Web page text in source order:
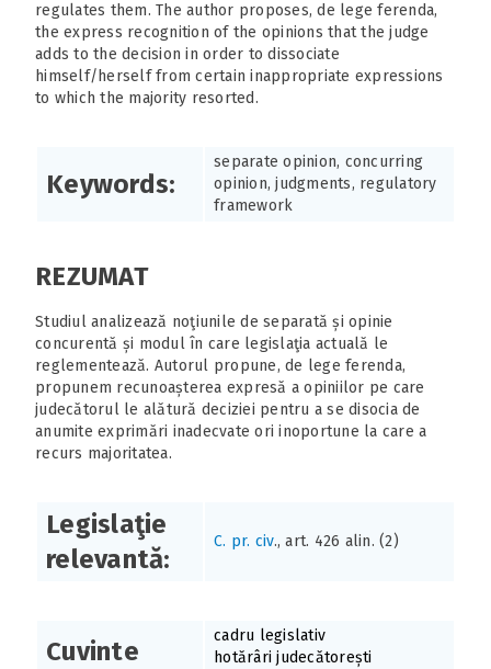
regulates them. The author proposes, de lege ferenda,
the express recognition of the opinions that the judge
adds to the decision in order to dissociate
himself/herself from certain inappropriate expressions
to which the majority resorted.
Keywords:
separate opinion, concurring
opinion, judgments, regulatory
framework
REZUMAT
Studiul analizează noţiunile de separată și opinie
concurentă și modul în care legislaţia actuală le
reglementează. Autorul propune, de lege ferenda,
propunem recunoașterea expresă a opiniilor pe care
judecătorul le alătură deciziei pentru a se disocia de
anumite exprimări inadecvate ori inoportune la care a
recurs majoritatea.
Legislaţie
relevantă:
C. pr. civ., art. 426 alin. (2)
Cuvinte
cadru legislativ
hotărâri judecătorești